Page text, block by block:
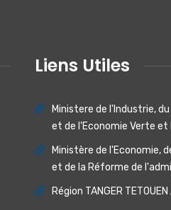
Liens Utiles
Ministere de I'lndustrie,
et de I'Economie Verte et
Ministère de l'Economie,
et de la Réforme de
Région TANGER TETOUEN